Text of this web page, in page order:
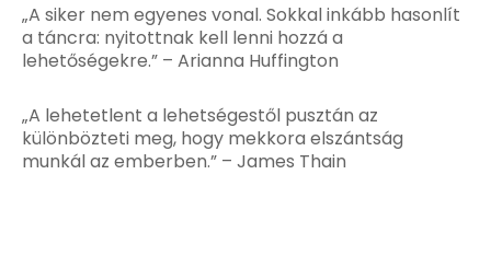
„A siker nem egyenes vonal. Sokkal inkább hasonlít
a táncra: nyitottnak kell lenni hozzá a
lehetőségekre.” – Arianna Huffington
„A lehetetlent a lehetségestől pusztán az
különbözteti meg, hogy mekkora elszántság
munkál az emberben.” – James Thain